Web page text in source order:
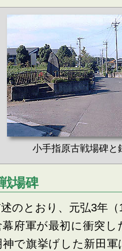
小手指原古戦場碑と
場碑
のとおり、元弘3年
府軍が最初に衝突
神で旗挙げした新田